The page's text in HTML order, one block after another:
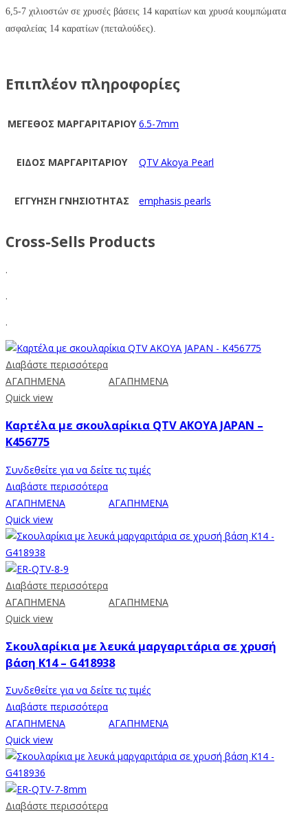
6,5-7 χιλιοστών σε χρυσές βάσεις 14 καρατίων και χρυσά κουμπώματα
ασφαλείας 14 καρατίων (πεταλούδες).
Επιπλέον πληροφορίες
ΜΕΓΕΘΟΣ ΜΑΡΓΑΡΙΤΑΡΙΟΥ 6.5-7mm
ΕΙΔΟΣ ΜΑΡΓΑΡΙΤΑΡΙΟΥ QTV Akoya Pearl
ΕΓΓΥΗΣΗ ΓΝΗΣΙΟΤΗΤΑΣ emphasis pearls
Cross-Sells Products
.
.
.
Διαβάστε περισσότερα
ΑΓΑΠΗΜΕΝΑ
ΑΓΑΠΗΜΕΝΑ
Quick view
Καρτέλα με σκουλαρίκια QTV AKOYA JAPAN –
K456775
Συνδεθείτε για να δείτε τις τιμές
Διαβάστε περισσότερα
ΑΓΑΠΗΜΕΝΑ
ΑΓΑΠΗΜΕΝΑ
Quick view
Διαβάστε περισσότερα
ΑΓΑΠΗΜΕΝΑ
ΑΓΑΠΗΜΕΝΑ
Quick view
Σκουλαρίκια με λευκά μαργαριτάρια σε χρυσή
βάση Κ14 – G418938
Συνδεθείτε για να δείτε τις τιμές
Διαβάστε περισσότερα
ΑΓΑΠΗΜΕΝΑ
ΑΓΑΠΗΜΕΝΑ
Quick view
Διαβάστε περισσότερα